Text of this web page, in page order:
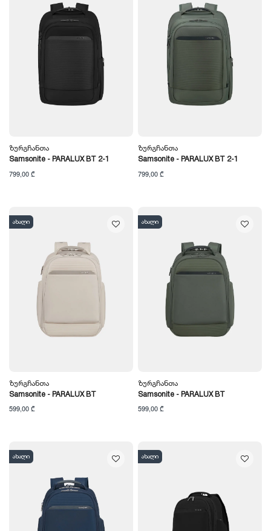
Ზურგჩანთა
Samsonite - PARALUX BT 2-1
799,00 ₾
Ზურგჩანთა
Samsonite - PARALUX BT 2-1
799,00 ₾
ახალი
Ზურგჩანთა
Samsonite - PARALUX BT
599,00 ₾
ახალი
Ზურგჩანთა
Samsonite - PARALUX BT
599,00 ₾
ახალი ახალი